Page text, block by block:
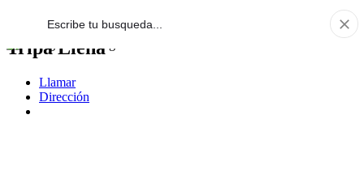
Tripa Llena
Llamar
Dirección